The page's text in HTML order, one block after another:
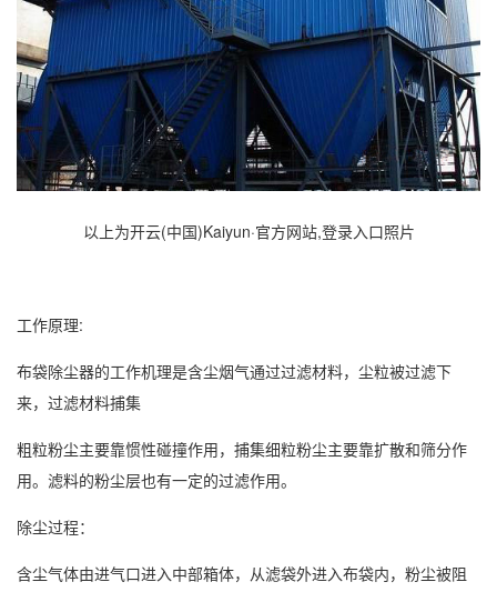
以上为开云(中国)Kaiyun·官方网站,登录入口照片
工作原理:
布袋除尘器的工作机理是含尘烟气通过过滤材料，尘粒被过滤下
来，过滤材料捕集
粗粒粉尘主要靠惯性碰撞作用，捕集细粒粉尘主要靠扩散和筛分作
用。滤料的粉尘层也有一定的过滤作用。
除尘过程：
含尘气体由进气口进入中部箱体，从滤袋外进入布袋内，粉尘被阻